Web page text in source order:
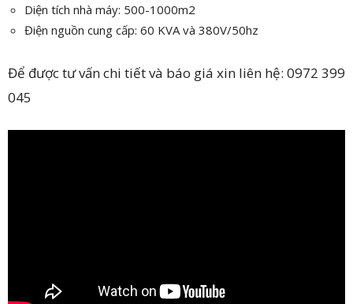
Diện tích nhà máy: 500-1000m2
Điện nguồn cung cấp: 60 KVA và 380V/50hz
Để được tư vấn chi tiết và báo giá xin liên hệ: 0972 399
045